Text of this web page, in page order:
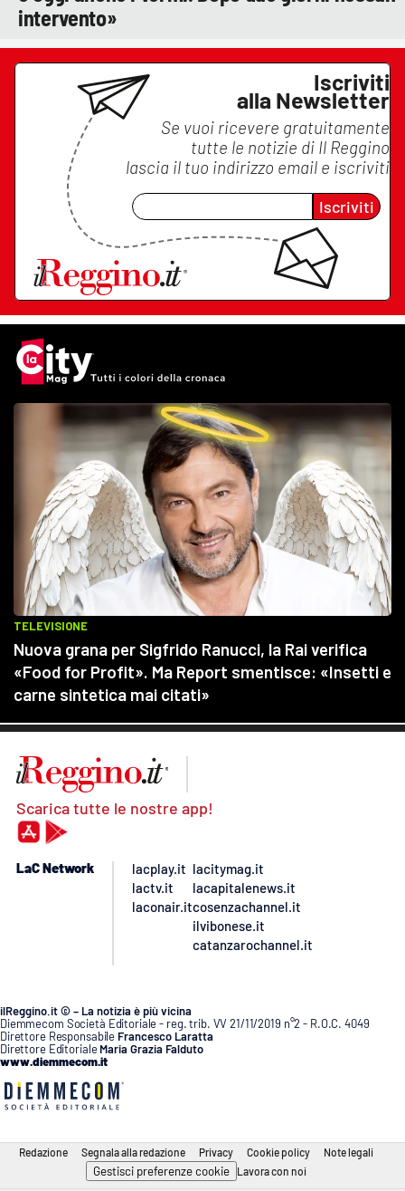
intervento»
Iscriviti
alla Newsletter
Se vuoi ricevere gratuitamente
tutte le notizie di Il Reggino
lascia il tuo indirizzo email e iscriviti
Iscriviti
Scarica tutte le nostre app!
LaC Network
lacplay.it
lactv.it
laconair.it
lacitymag.it
lacapitalenews.it
cosenzachannel.it
ilvibonese.it
catanzarochannel.it
ilReggino.it © – La notizia è più vicina
Diemmecom Società Editoriale - reg. trib. VV 21/11/2019 n°2 - R.O.C. 4049
Direttore Responsabile Francesco Laratta
Direttore Editoriale Maria Grazia Falduto
www.diemmecom.it
Redazione Segnala alla redazione Privacy Cookie policy Note legali
Gestisci preferenze cookie Lavora con noi